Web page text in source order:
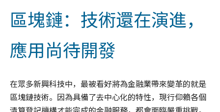
區塊鏈：技術還在演進，
應用尚待開發
在眾多新興科技中，最被看好將為金融業帶來變革的就是
區塊鏈技術。因為具備了去中心化的特性，現行仰賴各個